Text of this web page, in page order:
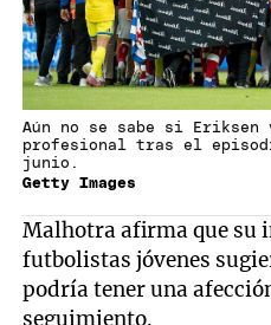
Getty Images
Aún no se sabe si Eriksen
profesional tras el
junio.
Malhotra afirma que su
futbolistas jóvenes
podría tener una
seguimiento.